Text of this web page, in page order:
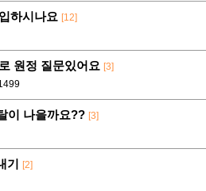
하시나요 [12]
원정 질문있어요 [3]
이 나을까요?? [3]
기 [2]